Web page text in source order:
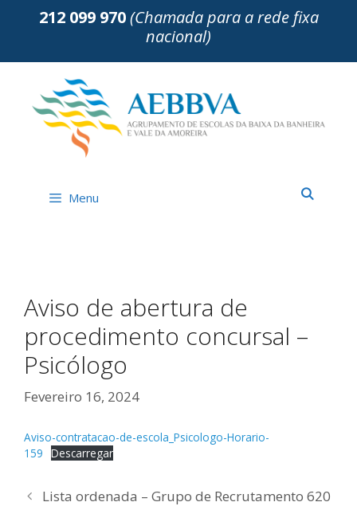
212 099 970(Chamada para a rede fixa
nacional)
Menu
Aviso de abertura de
procedimento concursal –
Psicólogo
Fevereiro 16, 2024
Aviso-contratacao-de-escola_Psicologo-Horario-
159 Descarregar
Lista ordenada – Grupo de Recrutamento 620